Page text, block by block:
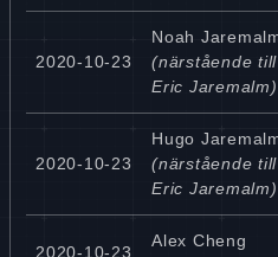
2020-10-23
Noah
(närstående till
Eric Jaremalm)
2020-10-23
Hugo
(närstående till
Eric Jaremalm)
2020-10-23
Alex Cheng